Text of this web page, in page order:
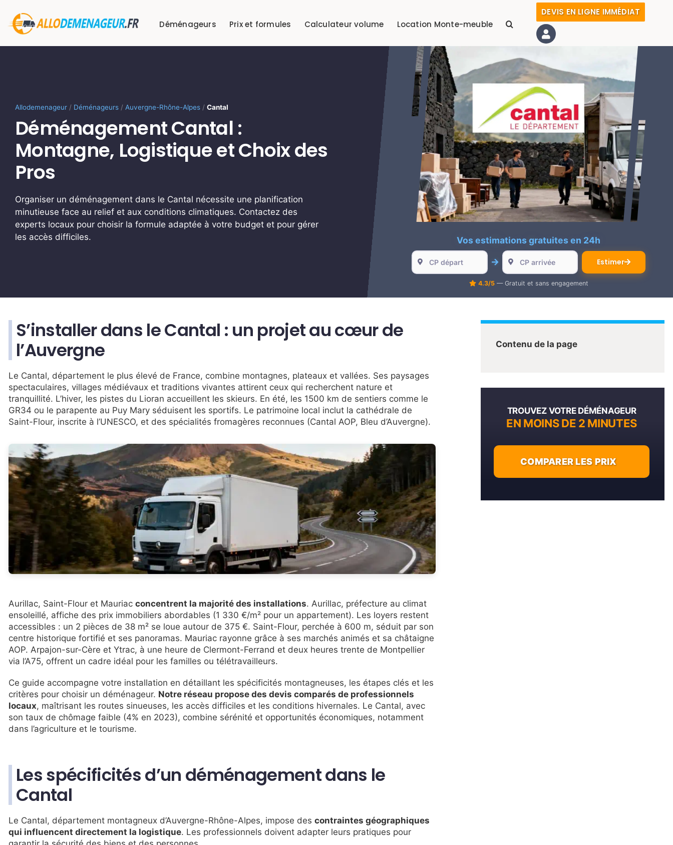
contenu
Déménageurs Prix et formules Calculateur volume Location Monte-meuble
DEVIS EN LIGNE IMMÉDIAT
Allodemenageur / Déménageurs / Auvergne-Rhône-Alpes / Cantal
Déménagement Cantal :
Montagne, Logistique et Choix des
Pros
Organiser un déménagement dans le Cantal nécessite une planification
minutieuse face au relief et aux conditions climatiques. Contactez des
experts locaux pour choisir la formule adaptée à votre budget et pour gérer
les accès difficiles.
Vos estimations gratuites en 24h
Estimer
4.3/5— Gratuit et sans engagement
S’installer dans le Cantal : un projet au cœur de
l’Auvergne
Le Cantal, département le plus élevé de France, combine montagnes, plateaux et vallées. Ses paysages
spectaculaires, villages médiévaux et traditions vivantes attirent ceux qui recherchent nature et
tranquillité. L’hiver, les pistes du Lioran accueillent les skieurs. En été, les 1500 km de sentiers comme le
GR34 ou le parapente au Puy Mary séduisent les sportifs. Le patrimoine local inclut la cathédrale de
Saint-Flour, inscrite à l’UNESCO, et des spécialités fromagères reconnues (Cantal AOP, Bleu d’Auvergne).
Aurillac, Saint-Flour et Mauriac concentrent la majorité des installations. Aurillac, préfecture au climat
ensoleillé, affiche des prix immobiliers abordables (1 330 €/m² pour un appartement). Les loyers restent
accessibles : un 2 pièces de 38 m² se loue autour de 375 €. Saint-Flour, perchée à 600 m, séduit par son
centre historique fortifié et ses panoramas. Mauriac rayonne grâce à ses marchés animés et sa châtaigne
AOP. Arpajon-sur-Cère et Ytrac, à une heure de Clermont-Ferrand et deux heures trente de Montpellier
via l’A75, offrent un cadre idéal pour les familles ou télétravailleurs.
Ce guide accompagne votre installation en détaillant les spécificités montagneuses, les étapes clés et les
critères pour choisir un déménageur. Notre réseau propose des devis comparés de professionnels
locaux, maîtrisant les routes sinueuses, les accès difficiles et les conditions hivernales. Le Cantal, avec
son taux de chômage faible (4% en 2023), combine sérénité et opportunités économiques, notamment
dans l’agriculture et le tourisme.
Les spécificités d’un déménagement dans le
Cantal
Le Cantal, département montagneux d’Auvergne-Rhône-Alpes, impose des contraintes géographiques
qui influencent directement la logistique. Les professionnels doivent adapter leurs pratiques pour
Contenu de la page
TROUVEZ VOTRE DÉMÉNAGEUR
EN MOINS DE 2 MINUTES
COMPARER LES PRIX